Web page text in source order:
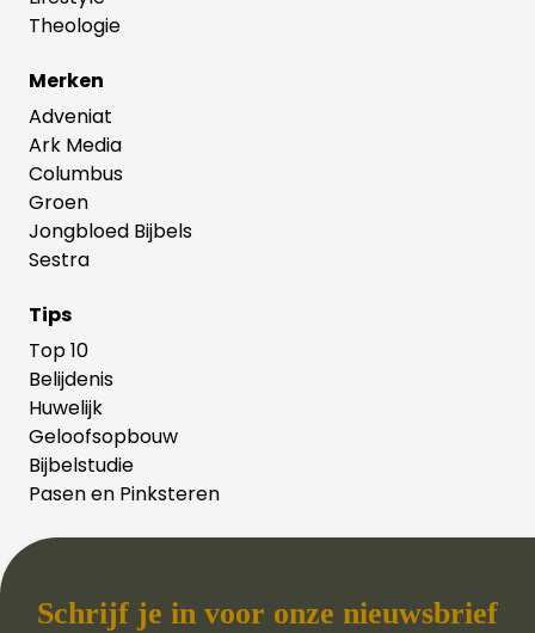
Theologie
Merken
Adveniat
Ark Media
Columbus
Groen
Jongbloed Bijbels
Sestra
Tips
Top 10
Belijdenis
Huwelijk
Geloofsopbouw
Bijbelstudie
Pasen en Pinksteren
Schrijf je in voor onze nieuwsbrief